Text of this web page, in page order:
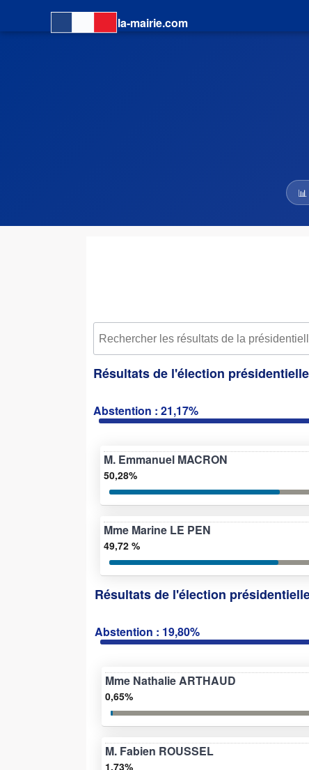
la-mairie.com
Résultats de l'élection
Abstention : 21,17%
M. Emmanuel MACRON
50,28%
Mme Marine LE PEN
49,72 %
Résultats de l'élection
Abstention : 19,80%
Mme Nathalie ARTHAUD
0,65%
M. Fabien ROUSSEL
1,73%